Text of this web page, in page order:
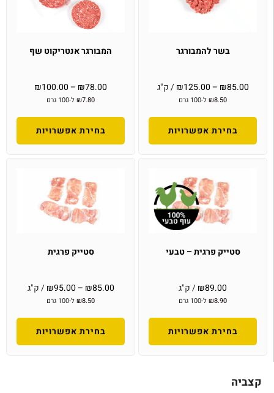
קצביה
בשר להמבורגר
₪85.00
–
₪125.00 / ק"ג
₪8.50 ל-100 גרם
בחירת אפשרויות
המבורגר אנטריקוט שף
₪78.00
–
₪100.00
₪7.80 ל-100 גרם
בחירת אפשרויות
סטייק פרגית – טבעי
₪89.00 / ק"ג
₪8.90 ל-100 גרם
בחירת אפשרויות
סטייק פרגית
₪85.00
–
₪95.00 / ק"ג
₪8.50 ל-100 גרם
בחירת אפשרויות